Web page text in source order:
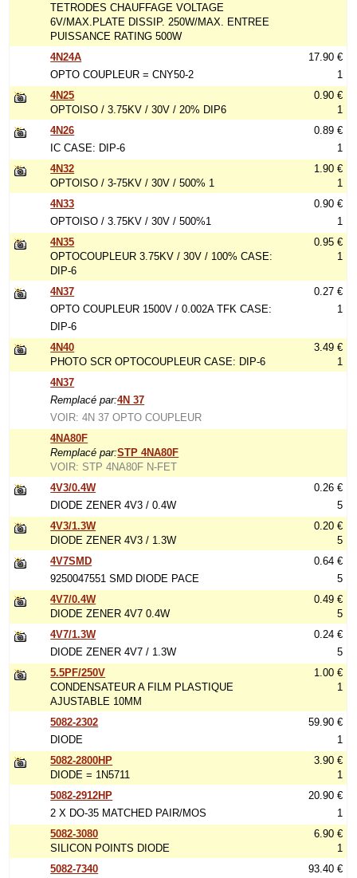
TETRODES CHAUFFAGE VOLTAGE
6V/MAX.PLATE DISSIP. 250W/MAX. ENTREE
PUISSANCE RATING 500W
4N24A
OPTO COUPLEUR = CNY50-2
17.90 €
1
4N25
OPTOISO / 3.75KV / 30V / 20% DIP6
0.90 €
1
4N26
IC CASE: DIP-6
0.89 €
1
4N32
OPTOISO / 3-75KV / 30V / 500% 1
1.90 €
1
4N33
OPTOISO / 3.75KV / 30V / 500%1
0.90 €
1
4N35
OPTOCOUPLEUR 3.75KV / 30V / 100% CASE:
DIP-6
0.95 €
1
4N37
OPTO COUPLEUR 1500V / 0.002A TFK CASE:
DIP-6
0.27 €
1
4N40
PHOTO SCR OPTOCOUPLEUR CASE: DIP-6
3.49 €
1
4N37
Remplacé par:4N 37
VOIR: 4N 37 OPTO COUPLEUR
4NA80F
Remplacé par:STP 4NA80F
VOIR: STP 4NA80F N-FET
4V3/0.4W
DIODE ZENER 4V3 / 0.4W
0.26 €
5
4V3/1.3W
DIODE ZENER 4V3 / 1.3W
0.20 €
5
4V7SMD
9250047551 SMD DIODE PACE
0.64 €
5
4V7/0.4W
DIODE ZENER 4V7 0.4W
0.49 €
5
4V7/1.3W
DIODE ZENER 4V7 / 1.3W
0.24 €
5
5.5PF/250V
CONDENSATEUR A FILM PLASTIQUE
AJUSTABLE 10MM
1.00 €
1
5082-2302
DIODE
59.90 €
1
5082-2800HP
DIODE = 1N5711
3.90 €
1
5082-2912HP
2 X DO-35 MATCHED PAIR/MOS
20.90 €
1
5082-3080
SILICON POINTS DIODE
6.90 €
1
5082-7340
93.40 €